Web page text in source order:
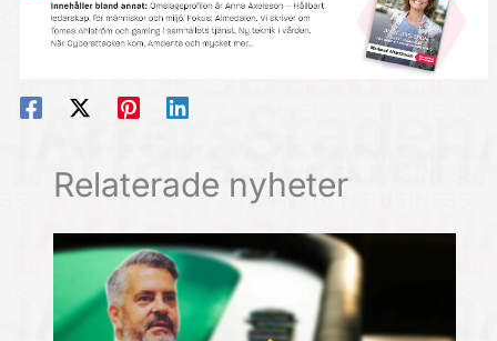
Relaterade nyheter